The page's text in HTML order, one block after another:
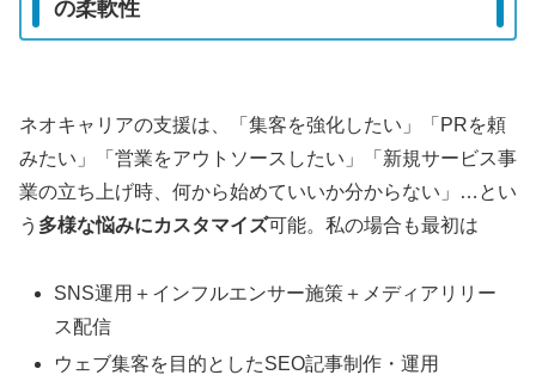
の柔軟性
ネオキャリアの支援は、「集客を強化したい」「PRを頼
みたい」「営業をアウトソースしたい」「新規サービス事
業の立ち上げ時、何から始めていいか分からない」…とい
う 多様な悩みにカスタマイズ可能。私の場合も最初は
SNS運用＋インフルエンサー施策＋メディアリリー
ス配信
ウェブ集客を目的としたSEO記事制作・運用